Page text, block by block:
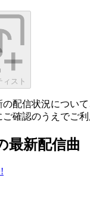
ィスト
配信状況につい
確認のうえでご利
最新配信曲